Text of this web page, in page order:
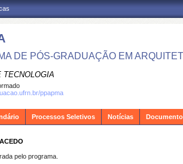
DE PÓS-GRADUAÇÃO EM
TECNOLOGIA
ppapma
Processos Seletivos Notícias
pelo programa.